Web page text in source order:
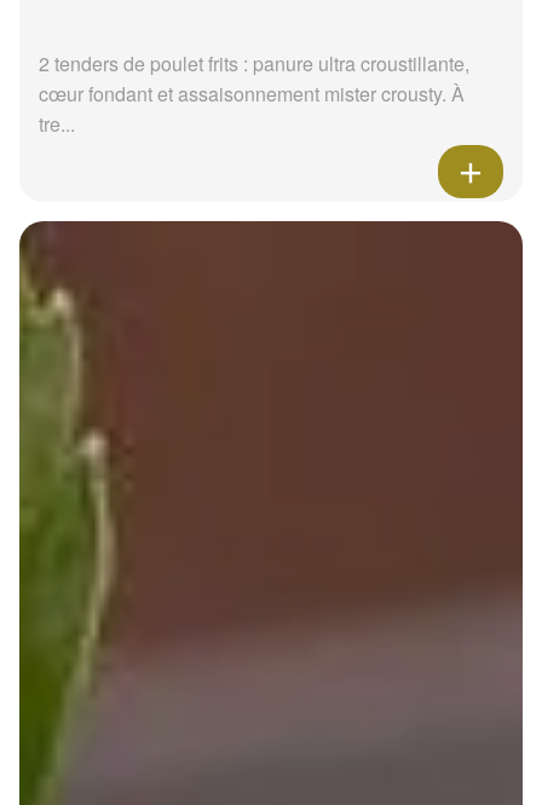
2 tenders de poulet frits : panure ultra croustillante,
cœur fondant et assaisonnement mister crousty. À
tre...